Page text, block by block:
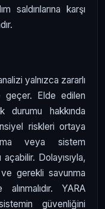
saldırılarına karşı
yalnızca zararlı
geçer. Elde edilen
durumu hakkında
riskleri ortaya
veya sistem
açabilir. Dolayısıyla,
gerekli savunma
YARA
güvenliğini